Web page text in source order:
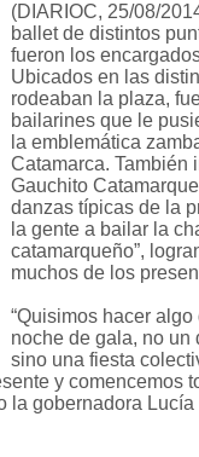
(DIARIOC, 25/08/
ballet de distintos
fueron los
Ubicados en las
rodeaban la plaza,
bailarines que le
la emblemática
Catamarca. También
Gauchito
danzas típicas de la
la gente a bailar la
catamarqueño”,
muchos de los
“Quisimos hacer
noche de gala, no un
sino una fiesta
y comencemos
la gobernadora